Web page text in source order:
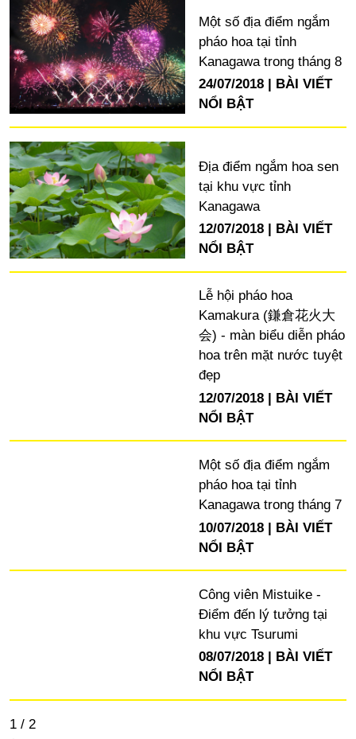
Một số địa điểm ngắm
pháo hoa tại tỉnh
Kanagawa trong tháng 8
24/07/2018
BÀI VIẾT
NỔI BẬT
Địa điểm ngắm hoa sen
tại khu vực tỉnh
Kanagawa
12/07/2018
BÀI VIẾT
NỔI BẬT
Lễ hội pháo hoa
Kamakura (鎌倉花火大
会) - màn biểu diễn pháo
hoa trên mặt nước tuyệt
đẹp
12/07/2018
BÀI VIẾT
NỔI BẬT
Một số địa điểm ngắm
pháo hoa tại tỉnh
Kanagawa trong tháng 7
10/07/2018
BÀI VIẾT
NỔI BẬT
Công viên Mistuike -
Điểm đến lý tưởng tại
khu vực Tsurumi
08/07/2018
BÀI VIẾT
NỔI BẬT
1 / 2